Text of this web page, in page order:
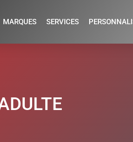
MARQUES SERVICES